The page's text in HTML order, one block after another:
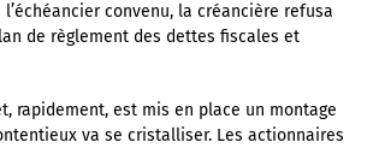
l’échéancier convenu, la créancière refusa
de règlement des dettes fiscales et
rapidement, est mis en place un montage
va se cristalliser. Les actionnaires